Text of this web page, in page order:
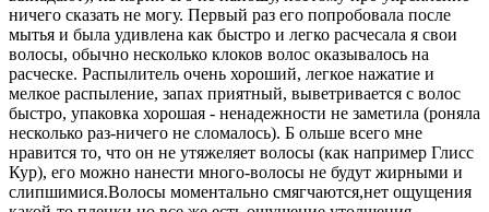
ничего сказать не могу. Первый раз его попробовала после
мытья и была удивлена как быстро и легко расчесала я свои
волосы, обычно несколько клоков волос оказывалось на
расческе. Распылитель очень хороший, легкое нажатие и
мелкое распыление, запах приятный, выветривается с волос
быстро, упаковка хорошая - ненадежности не заметила (роняла
несколько раз-ничего не сломалось). Б ольше всего мне
нравится то, что он не утяжеляет волосы (как например Глисс
Кур), его можно нанести много-волосы не будут жирными и
слипшимися.Волосы моментально смягчаются,нет ощущения